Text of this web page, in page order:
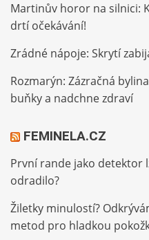
Martinův horor na silnici:
drtí očekávání!
Zrádné nápoje: Skrytí
Rozmarýn: Zázračná
buňky a nadchne zdraví
FEMINELA.CZ
První rande jako detektor
odradilo?
Žiletky minulostí?
metod pro hladkou